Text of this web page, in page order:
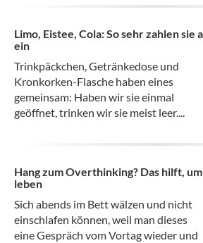
Limo, Eistee, Cola: So sehr zahlen
ein
Trinkpäckchen, Getränkedose und
Kronkorken-Flasche haben eines
gemeinsam: Haben wir sie einmal
geöffnet, trinken wir sie meist leer....
Hang zum Overthinking? Das hilft,
leben
Sich abends im Bett wälzen und nicht
einschlafen können, weil man dieses
eine Gespräch vom Vortag wieder und